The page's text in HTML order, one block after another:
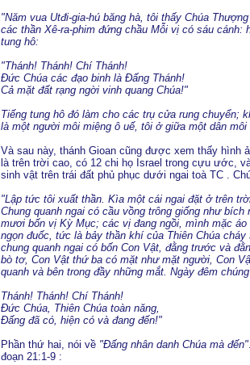
"Năm vua Utđi-gia-hú băng hà, tôi thấy Chúa
các thần Xê-ra-phim đứng chầu Mỗi vị có sáu cánh:
tung hô:
"Thánh! Thánh! Chí Thánh!
Ðức Chúa các đạo binh là Ðấng Thánh!
Cả mặt đất rạng ngời vinh quang Chúa!"
Tiếng tung hô đó làm cho các trụ cửa rung
là một người môi miệng ô uế, tôi ở giữa một dân
Và sau này, thánh Gioan cũng được xem thấy hình
là trên trời cao, có 12 chi họ Israel trong cựu ước,
sinh vật trên trái đất phủ phục dưới ngai toà TC .
"Lập tức tôi xuất thần. Kìa một cái ngai đặt ở trên
Chung quanh ngai có cầu vồng trông giống như
mươi bốn vị Kỳ Mục; các vị đang ngồi, mình mặc
ngọn đuốc, tức là bảy thần khí của Thiên Chúa
chung quanh ngai có bốn Con Vật, đằng trước và
bò tơ, Con Vật thứ ba có mặt như mặt người, Con
quanh và bên trong đầy những mắt. Ngày đêm
Thánh! Thánh! Chí Thánh!
Ðức Chúa, Thiên Chúa toàn năng,
Ðấng đã có, hiện có và đang đến!"
Phần thứ hai, nói về "Đấng nhân danh Chúa mà đến"
đoạn 21:1-9 :